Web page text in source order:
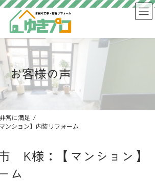
お客様の声
非常に満足
ンション】内装リフォーム
K様：【マンション】
ム